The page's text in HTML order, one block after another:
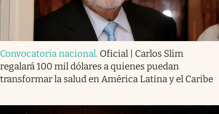
Convocatoria nacional. Oficial | Carlos Slim
regalará 100 mil dólares a quienes puedan
transformar la salud en América Latina y el Caribe